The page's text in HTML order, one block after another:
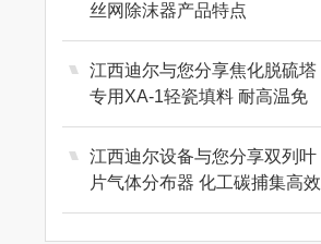
丝网除沫器产品特点
江西迪尔与您分享焦化脱硫塔
专用XA-1轻瓷填料 耐高温免
维护
江西迪尔设备与您分享双列叶
片气体分布器 化工碳捕集高效
布气设备